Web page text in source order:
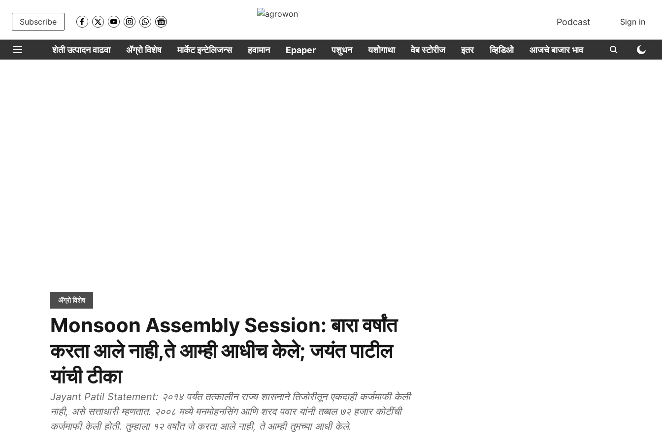
Subscribe Podcast Sign in
शेती उत्पादन वाढवा ॲग्रो विशेष मार्केट इन्टेलिजन्स हवामान Epaper पशुधन यशोगाथा वेब स्टोरीज इतर व्हिडिओ आजचे बाजार भाव
ॲग्रो विशेष
Monsoon Assembly Session: बारा वर्षांत
करता आले नाही,ते आम्ही आधीच केले; जयंत पाटील
यांची टीका
Jayant Patil Statement: २०१४ पर्यंत तत्कालीन राज्य शासनाने तिजोरीतून एकदाही कर्जमाफी केली
नाही, असे सत्ताधारी म्हणतात. २००८ मध्ये मनमोहनसिंग आणि शरद पवार यांनी तब्बल ७२ हजार कोटींची
कर्जमाफी केली होती. तुम्हाला १२ वर्षांत जे करता आले नाही, ते आम्ही तुमच्या आधी केले.